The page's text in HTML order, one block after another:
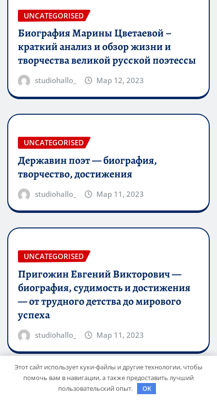
UNCATEGORISED
Биография Марины Цветаевой –
краткий анализ и обзор жизни и
творчества великой русской поэтессы
studiohallo_ Мар 12, 2023
UNCATEGORISED
Державин поэт — биография,
творчество, достижения
studiohallo_ Мар 11, 2023
UNCATEGORISED
Пригожин Евгений Викторович —
биография, судимость и достижения
— от трудного детства до мирового
успеха
studiohallo_ Мар 11, 2023
Для отправки комментария вам необходимо
Этот сайт использует куки-файлы и другие технологии, чтобы
помочь вам в навигации, а также предоставить лучший
пользовательский опыт.
OK